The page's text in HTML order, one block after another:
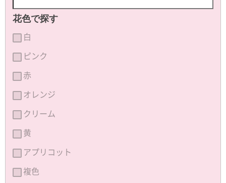
花色で探す
白
ピンク
赤
オレンジ
クリーム
黄
アプリコット
複色